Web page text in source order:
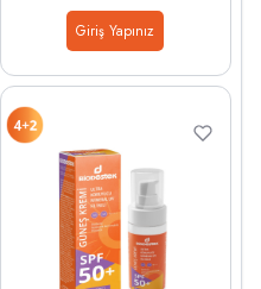
Giriş Yapınız